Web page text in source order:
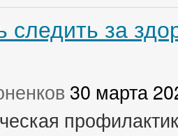
следить за
30 марта